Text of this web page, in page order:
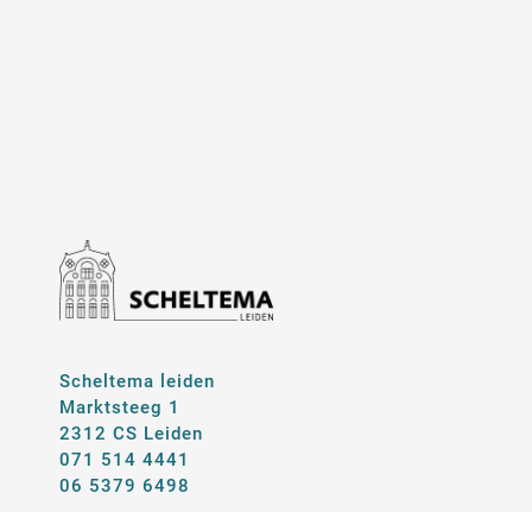
Scheltema leiden
Marktsteeg 1
2312 CS Leiden
071 514 4441
06 5379 6498